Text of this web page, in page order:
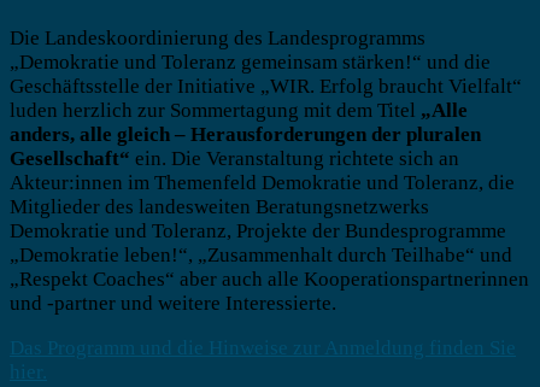
Die Landeskoordinierung des Landesprogramms
„Demokratie und Toleranz gemeinsam stärken!“ und die
Geschäftsstelle der Initiative „WIR. Erfolg braucht Vielfalt“
luden herzlich zur Sommertagung mit dem Titel „Alle
anders, alle gleich – Herausforderungen der pluralen
Gesellschaft“ ein. Die Veranstaltung richtete sich an
Akteur:innen im Themenfeld Demokratie und Toleranz, die
Mitglieder des landesweiten Beratungsnetzwerks
Demokratie und Toleranz, Projekte der Bundesprogramme
„Demokratie leben!“, „Zusammenhalt durch Teilhabe“ und
„Respekt Coaches“ aber auch alle Kooperationspartnerinnen
und -partner und weitere Interessierte.
Das Programm und die Hinweise zur Anmeldung finden Sie
hier.